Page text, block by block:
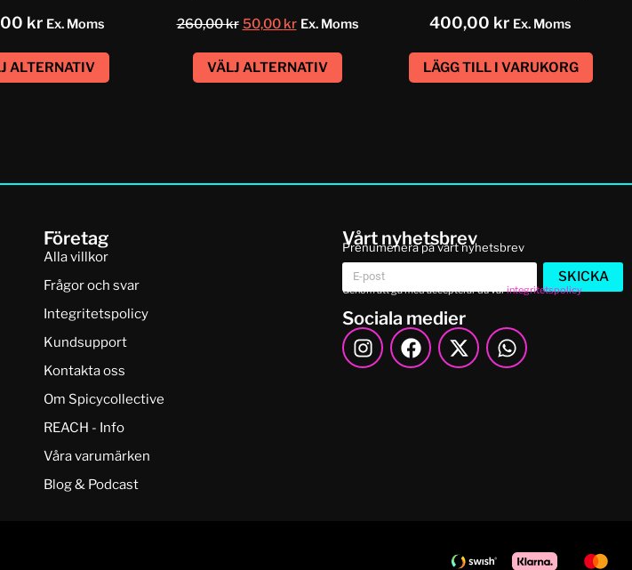
kr Ex. Moms
ALTERNATIV
260,00kr 50,00 kr Ex. Moms
VÄLJ ALTERNATIV
400,00 kr Ex. Moms
LÄGG TILL I VARUKORG
Företag
Alla villkor
Frågor och svar
Integritetspolicy
Kundsupport
Kontakta oss
Om Spicycollective
REACH - Info
Våra varumärken
Blog & Podcast
Vårt nyhetsbrev
Prenumenera på vårt nyhetsbrev
SKICKA
Genom att gå med accepterar du vårintegritetspolicy
Sociala medier